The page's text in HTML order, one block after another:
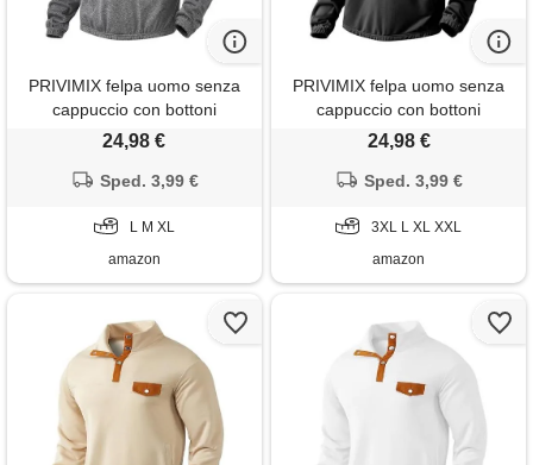
PRIVIMIX felpa uomo senza
cappuccio con bottoni
maglione collo alto invernale
uomo grigio xl
24,98 €
Sped. 3,99 €
L M XL
amazon
PRIVIMIX felpa uomo senza
cappuccio con bottoni
maglione collo alto invernale
uomo nero xxl
24,98 €
Sped. 3,99 €
3XL L XL XXL
amazon